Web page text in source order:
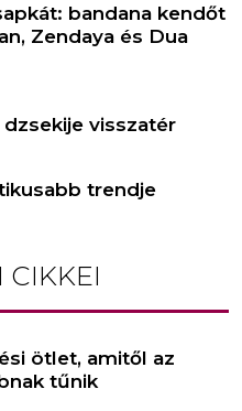
bandana kendőt
Zendaya és Dua
visszatér
trendje
CIKKEI
ötlet, amitől az
tűnik